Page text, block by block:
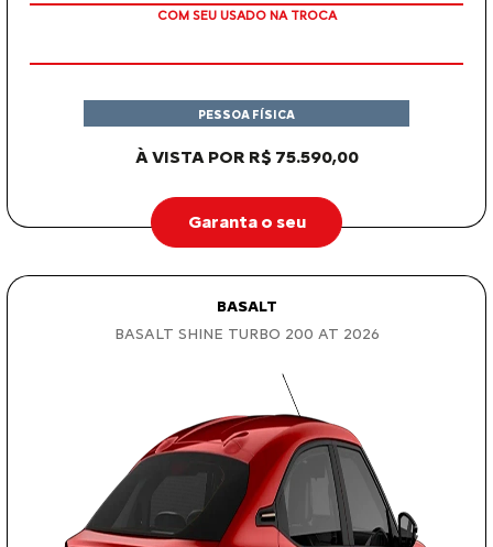
COM SEU USADO NA TROCA
À VISTA POR R$ 75.590,00
PESSOA FÍSICA
Garanta o seu
BASALT
BASALT SHINE TURBO 200 AT 2026